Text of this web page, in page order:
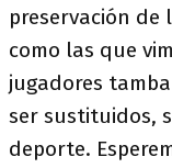
preservación
como las que
jugadores
ser sustituidos,
deporte.